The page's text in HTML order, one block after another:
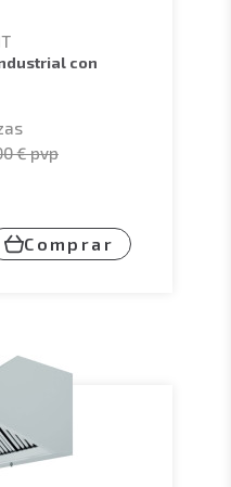
€pvp
Comprar